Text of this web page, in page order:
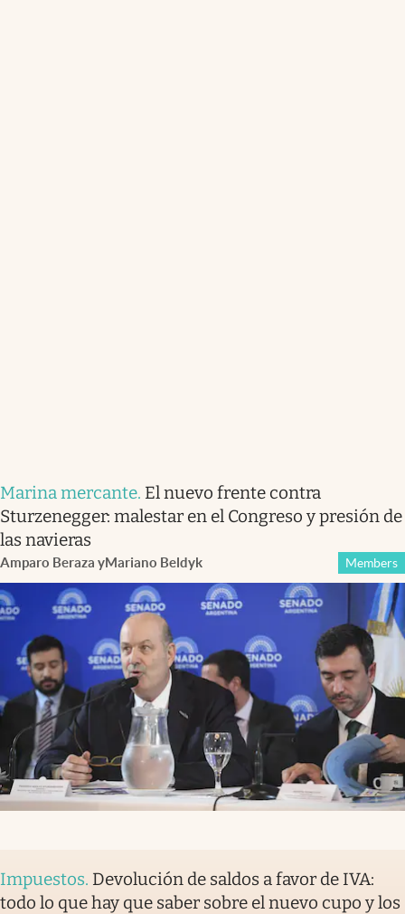
Marina mercante. El nuevo frente contra
Sturzenegger: malestar en el Congreso y presión de
las navieras
Amparo Beraza yMariano Beldyk Members
Impuestos. Devolución de saldos a favor de IVA:
todo lo que hay que saber sobre el nuevo cupo y los